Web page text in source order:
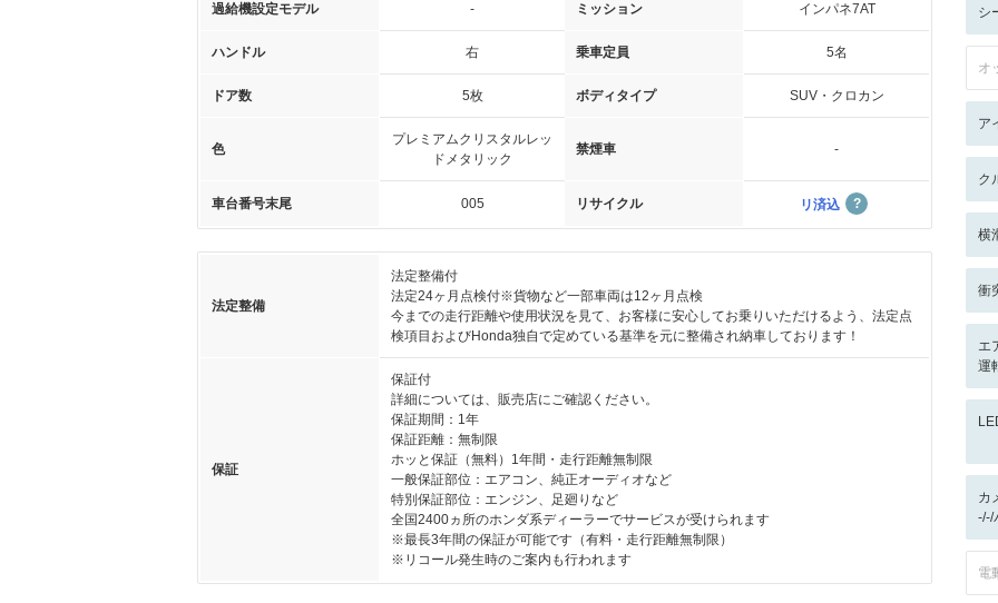
過給機設定モデル - ミッション インパネ7AT
ハンドル 右 乗車定員 5名
ドア数 5枚 ボディタイプ SUV・クロカン
色
プレミアムクリスタルレッ
ドメタリック
禁煙車 -
車台番号末尾 005 リサイクル リ済込
法定整備
法定整備付
法定24ヶ月点検付※貨物など一部車両は12ヶ月点検
今までの走行距離や使用状況を見て、お客様に安心してお乗りいただけるよう、法定点
検項目およびHonda独自で定めている基準を元に整備され納車しております！
保証
保証付
詳細については、販売店にご確認ください。
保証期間：1年
保証距離：無制限
ホッと保証（無料）1年間・走行距離無制限
一般保証部位：エアコン、純正オーディオなど
特別保証部位：エンジン、足廻りなど
全国2400ヵ所のホンダ系ディーラーでサービスが受けられます
※最長3年間の保証が可能です（有料・走行距離無制限）
※リコール発生時のご案内も行われます
シ
オ
ア
ク
横
衝
エ
運
カ
-/-/
電